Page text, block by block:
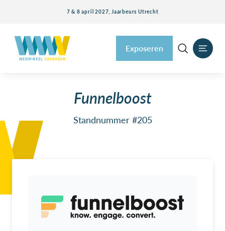
7 & 8 april 2027, Jaarbeurs Utrecht
Exposeren
Funnelboost
Standnummer #205